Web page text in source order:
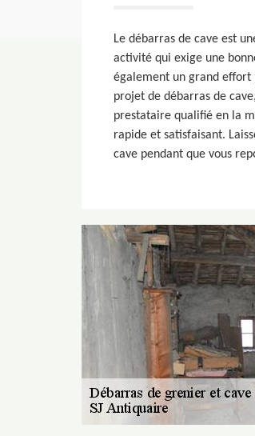
Le débarras de cave est
activité qui exige une
également un grand effort
projet de débarras de
prestataire qualifié en la
rapide et satisfaisant.
cave pendant que vous